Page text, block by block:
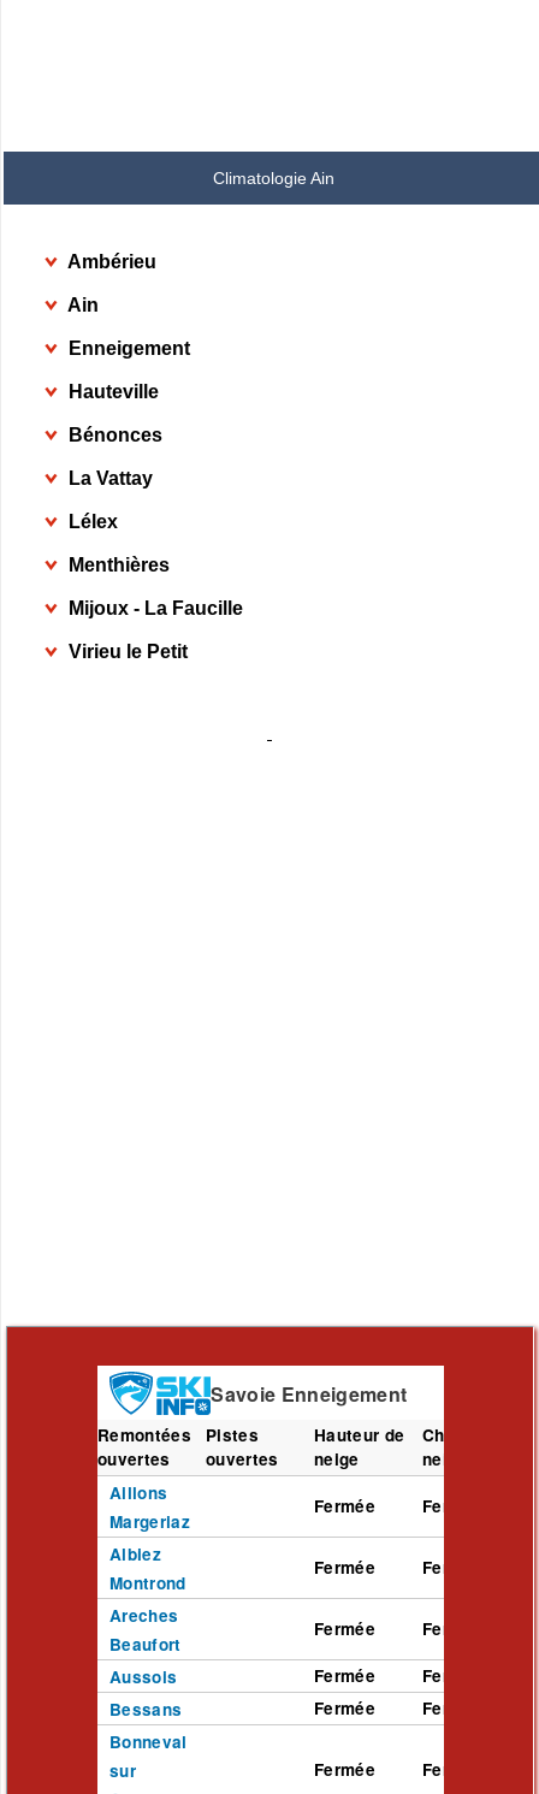
Climatologie Ain
Ambérieu
Ain
Enneigement
Hauteville
Bénonces
La Vattay
Lélex
Menthières
Mijoux - La Faucille
Virieu le Petit